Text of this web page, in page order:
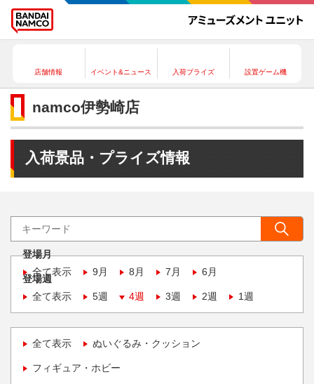
店舗情報 イベント&ニュース 入荷プライズ 設置ゲーム機
namco伊勢崎店
入荷景品・プライズ情報
登場月
全て表示
9月 8月 7月 6月
登場週
全て表示
5週 4週 3週 2週 1週
全て表示 ぬいぐるみ・クッション
フィギュア・ホビー